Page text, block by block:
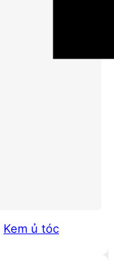
Kem ủ tóc